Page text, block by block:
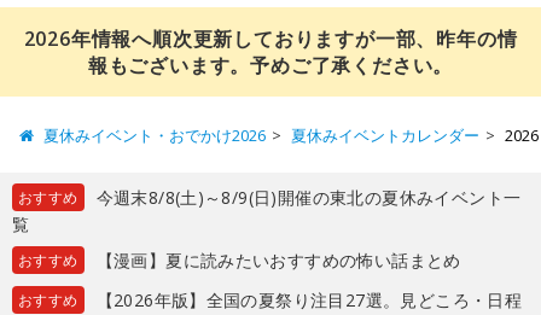
2026年情報へ順次更新しておりますが一部、昨年の情
報もございます。予めご了承ください。
夏休みイベント・おでかけ2026 夏休みイベントカレンダー
おすすめ
今週末8/8(土)～8/9(日)開催の東北の夏休みイベント一
覧
おすすめ 【漫画】夏に読みたいおすすめの怖い話まとめ
おすすめ
【2026年版】全国の夏祭り注目27選。見どころ・日程